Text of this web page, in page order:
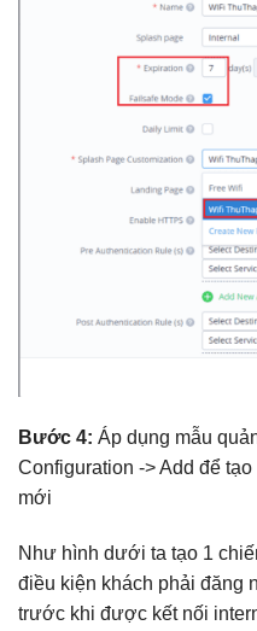
Bước 4: Áp dụng mẫu
Configuration -> Add để
mới
Như hình dưới ta tạo 1
điều kiện khách phải đăng
trước khi được kết nối